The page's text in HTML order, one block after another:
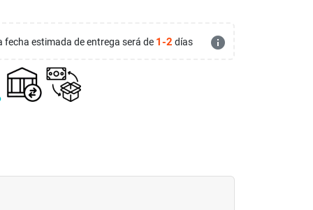
fecha estimada de entrega será de 1-2 días info